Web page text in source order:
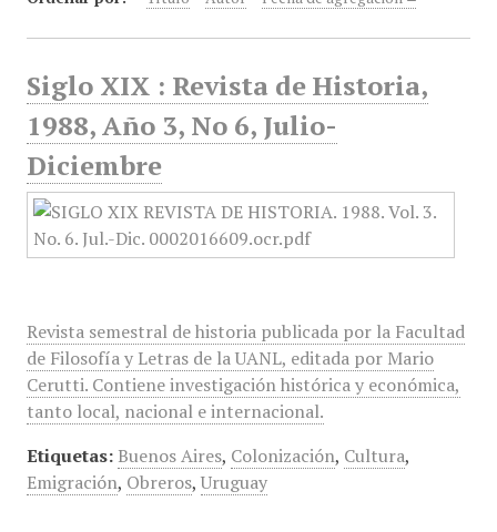
Siglo XIX : Revista de Historia,
1988, Año 3, No 6, Julio-
Diciembre
Revista semestral de historia publicada por la Facultad
de Filosofía y Letras de la UANL, editada por Mario
Cerutti. Contiene investigación histórica y económica,
tanto local, nacional e internacional.
Etiquetas: Buenos Aires, Colonización, Cultura,
Emigración, Obreros, Uruguay